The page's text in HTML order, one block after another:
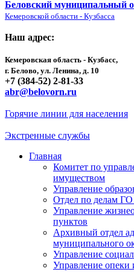
Беловский муниципальный
Кемеровской области - Кузбасса
Наш адрес:
Кемеровская область - Кузбасс,
г. Белово, ул. Ленина, д. 10
+7 (384-52) 2-81-33
abr@belovorn.ru
Горячие линии для населения
Экстренные службы
Главная
Комитет по
имуществом
Управление
Отдел по делам
Управление
пунктов
Архивный отдел
муниципального
Управление
Управление опеки